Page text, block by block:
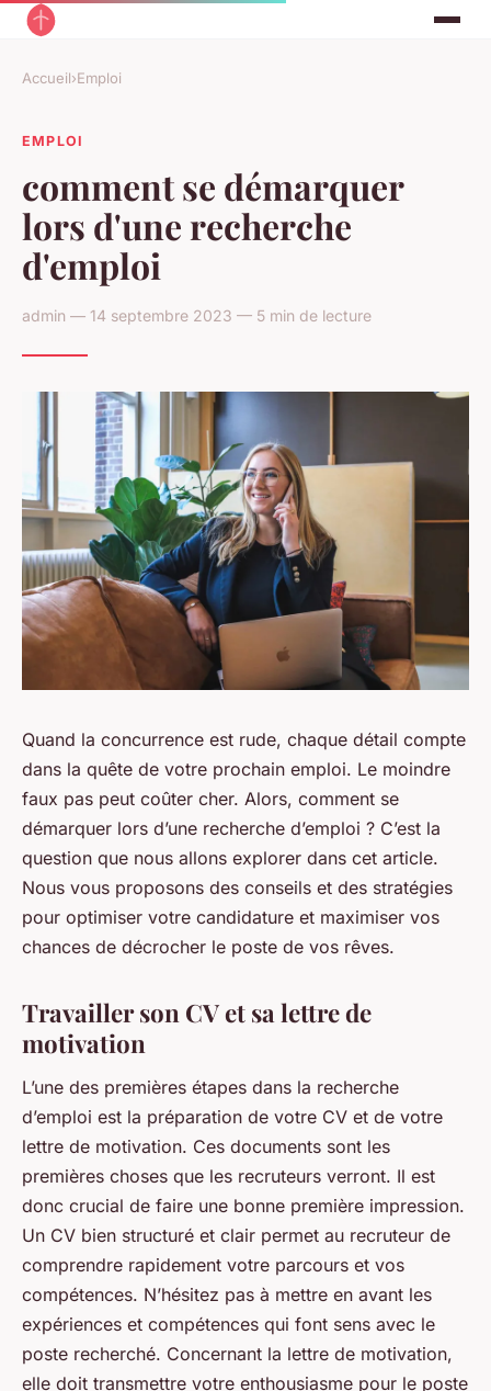
Accueil›Emploi
EMPLOI
comment se démarquer
lors d'une recherche
d'emploi
admin — 14 septembre 2023 — 5 min de lecture
Quand la concurrence est rude, chaque détail compte
dans la quête de votre prochain emploi. Le moindre
faux pas peut coûter cher. Alors, comment se
démarquer lors d’une recherche d’emploi ? C’est la
question que nous allons explorer dans cet article.
Nous vous proposons des conseils et des stratégies
pour optimiser votre candidature et maximiser vos
chances de décrocher le poste de vos rêves.
Travailler son CV et sa lettre de
motivation
L’une des premières étapes dans la recherche
d’emploi est la préparation de votre CV et de votre
lettre de motivation. Ces documents sont les
premières choses que les recruteurs verront. Il est
donc crucial de faire une bonne première impression.
Un CV bien structuré et clair permet au recruteur de
comprendre rapidement votre parcours et vos
compétences. N’hésitez pas à mettre en avant les
expériences et compétences qui font sens avec le
poste recherché. Concernant la lettre de motivation,
elle doit transmettre votre enthousiasme pour le poste